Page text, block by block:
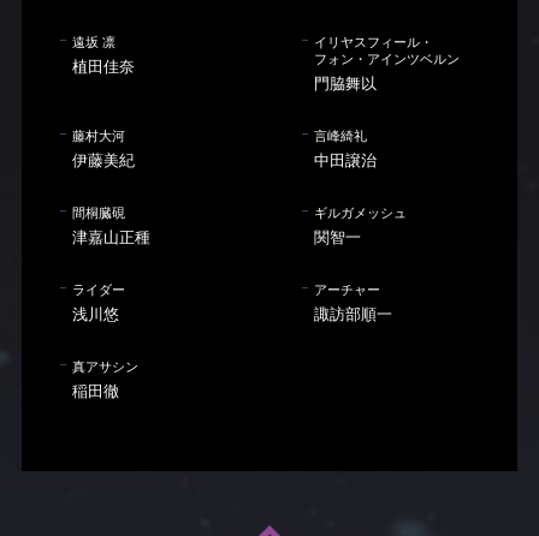
遠坂 凛
植田佳奈
イリヤスフィール・
フォン・アインツベルン
門脇舞以
藤村大河
伊藤美紀
言峰綺礼
中田譲治
間桐臓硯
津嘉山正種
ギルガメッシュ
関智一
ライダー
浅川悠
アーチャー
諏訪部順一
真アサシン
稲田徹